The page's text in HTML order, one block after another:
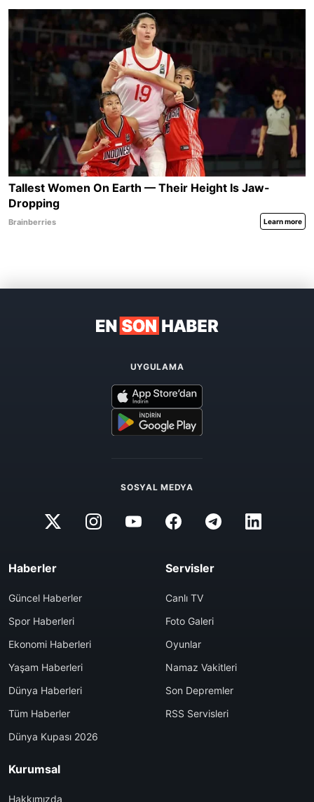
UYGULAMA
SOSYAL MEDYA
Haberler
Güncel Haberler
Spor Haberleri
Ekonomi Haberleri
Yaşam Haberleri
Dünya Haberleri
Tüm Haberler
Dünya Kupası 2026
Servisler
Canlı TV
Foto Galeri
Oyunlar
Namaz Vakitleri
Son Depremler
RSS Servisleri
Kurumsal
Hakkımızda